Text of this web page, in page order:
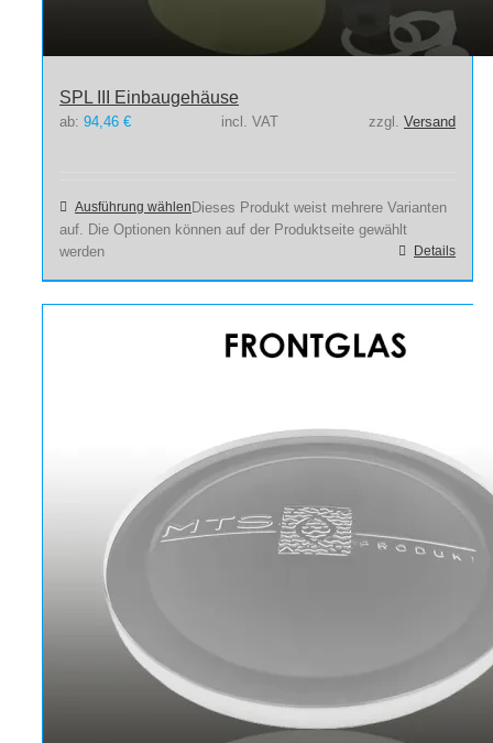
SPL III Einbaugehäuse
ab: 94,46 € incl. VAT zzgl. Versand
Ausführung wählen Dieses Produkt weist mehrere Varianten
auf. Die Optionen können auf der Produktseite gewählt
werden
Details